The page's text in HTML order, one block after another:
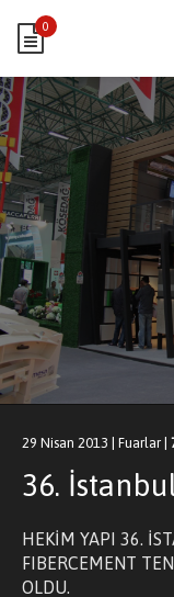
0
29 Nisan 2013 | Fuarlar |
36.
HEKİM YAPI 36.
FIBERCEMENT
OLDU.